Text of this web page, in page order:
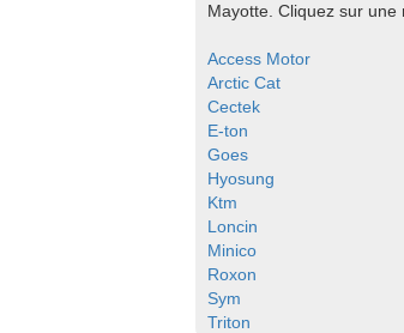
Mayotte. Cliquez sur
Access Motor
Arctic Cat
Cectek
E-ton
Goes
Hyosung
Ktm
Loncin
Minico
Roxon
Sym
Triton